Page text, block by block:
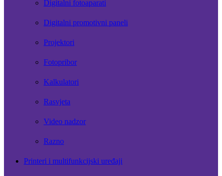
Digitalni fotoaparati
Digitalni promotivni paneli
Projektori
Fotopribor
Kalkulatori
Rasvjeta
Video nadzor
Razno
Printeri i multifunkcijski uređaji